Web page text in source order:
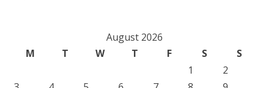
August 2026
M
T W T F S
S
1
2